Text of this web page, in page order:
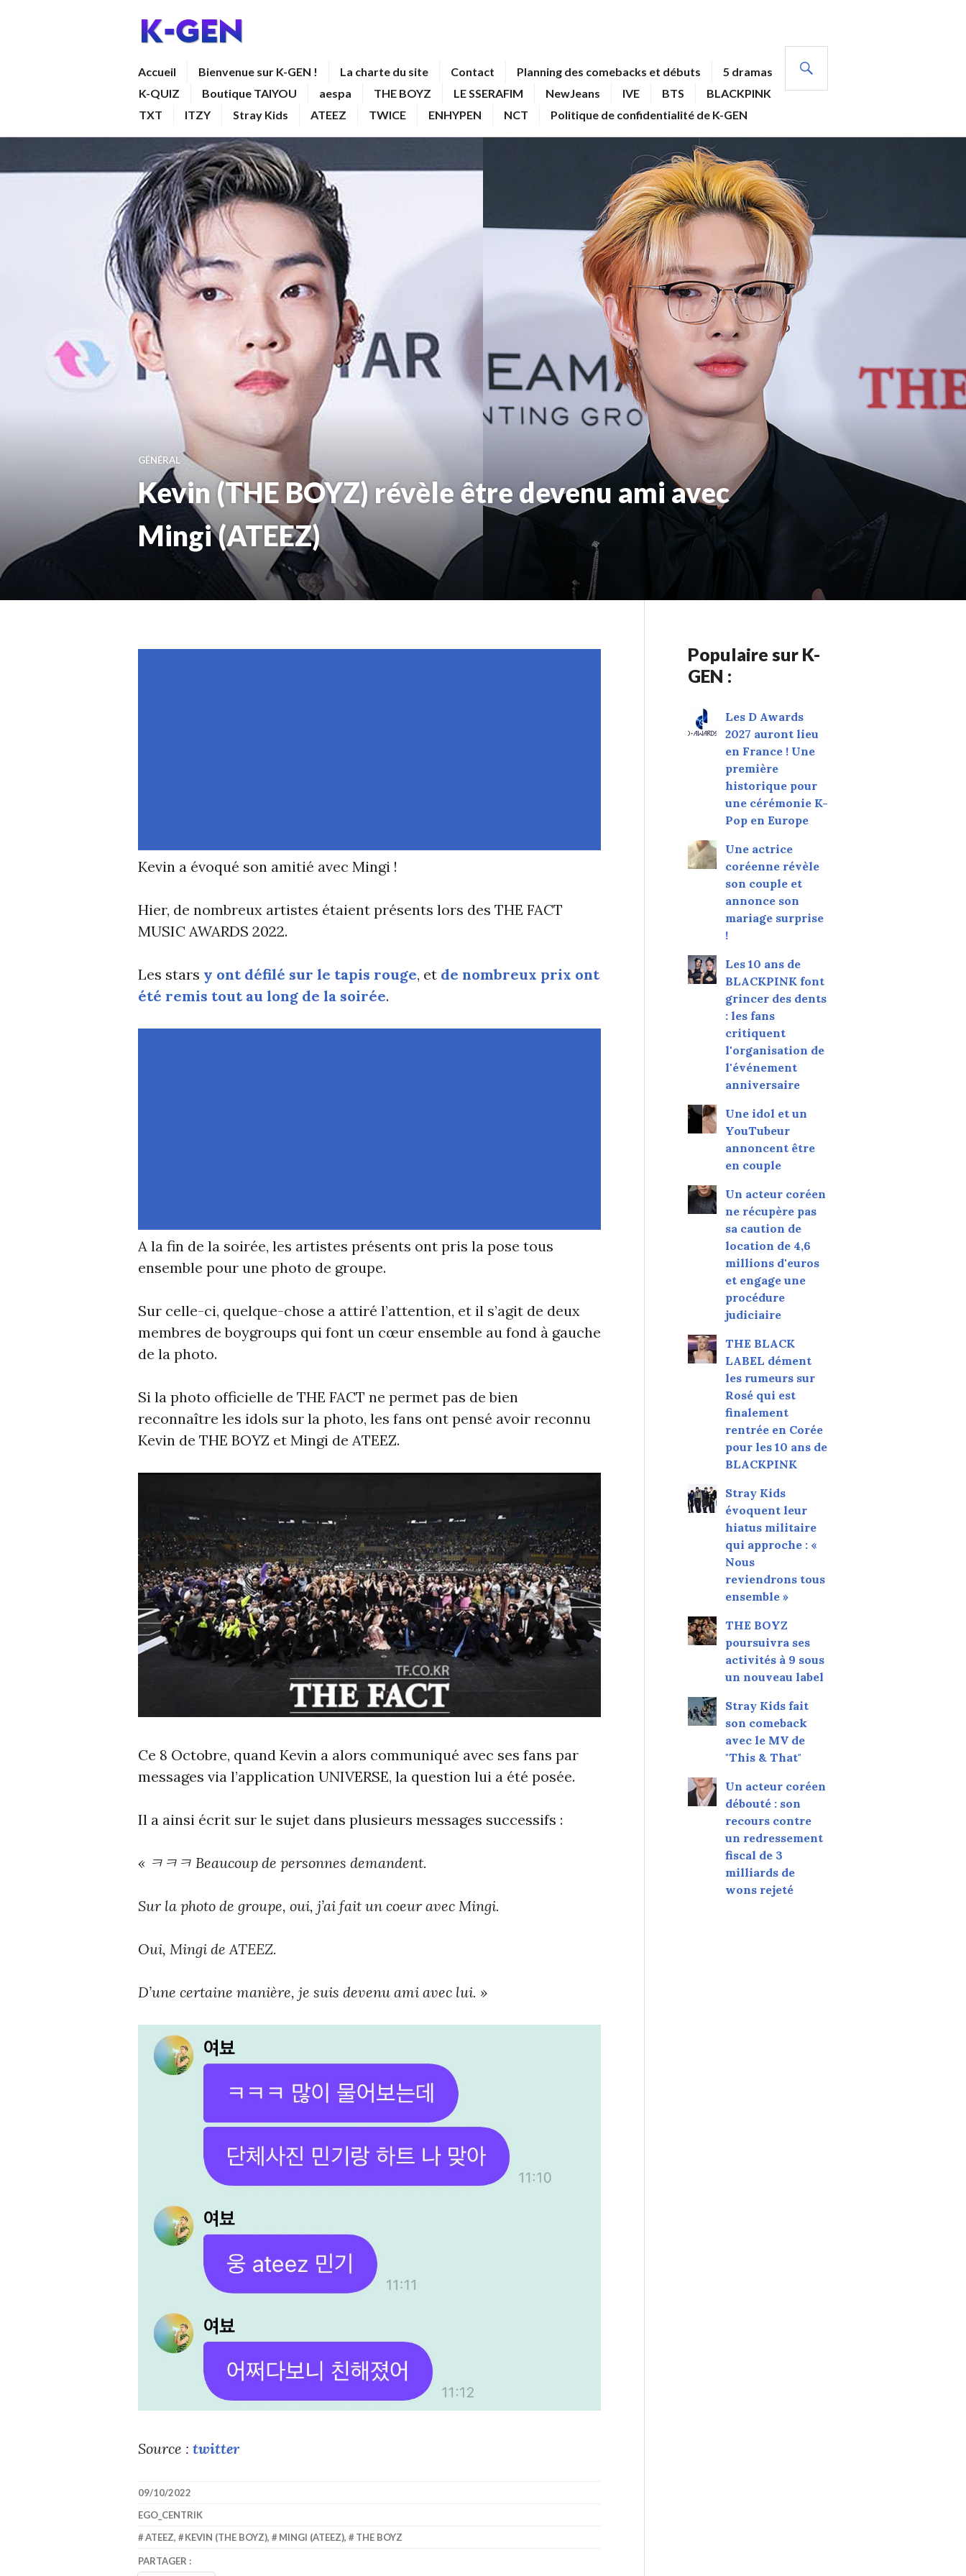
Accueil Bienvenue sur K-GEN ! La charte du site Contact Planning des comebacks et débuts
5 dramas
K-QUIZ
Boutique TAIYOU aespa THE BOYZ LE SSERAFIM NewJeans IVE BTS
BLACKPINK
TXT
ITZY Stray Kids ATEEZ TWICE ENHYPEN NCT Politique de confidentialité de K-GEN
GÉNÉRAL
Kevin (THE BOYZ) révèle être devenu ami avec
Mingi (ATEEZ)
Kevin a évoqué son amitié avec Mingi !
Hier, de nombreux artistes étaient présents lors des THE FACT
MUSIC AWARDS 2022.
Les stars y ont défilé sur le tapis rouge, et de nombreux prix ont
été remis tout au long de la soirée.
A la fin de la soirée, les artistes présents ont pris la pose tous
ensemble pour une photo de groupe.
Sur celle-ci, quelque-chose a attiré l’attention, et il s’agit de deux
membres de boygroups qui font un cœur ensemble au fond à gauche
de la photo.
Si la photo officielle de THE FACT ne permet pas de bien
reconnaître les idols sur la photo, les fans ont pensé avoir reconnu
Kevin de THE BOYZ et Mingi de ATEEZ.
Ce 8 Octobre, quand Kevin a alors communiqué avec ses fans par
messages via l’application UNIVERSE, la question lui a été posée.
Il a ainsi écrit sur le sujet dans plusieurs messages successifs :
« ㅋㅋㅋ Beaucoup de personnes demandent.
Sur la photo de groupe, oui, j’ai fait un coeur avec Mingi.
Oui, Mingi de ATEEZ.
D’une certaine manière, je suis devenu ami avec lui. »
Source : twitter
09/10/2022
EGO_CENTRIK
ATEEZ, KEVIN (THE BOYZ), MINGI (ATEEZ), THE BOYZ
PARTAGER :
Populaire sur K-
GEN :
Les D Awards
2027 auront lieu
en France ! Une
première
historique pour
une cérémonie K-
Pop en Europe
Une actrice
coréenne révèle
son couple et
annonce son
mariage surprise
!
Les 10 ans de
BLACKPINK font
grincer des dents
: les fans
critiquent
l'organisation de
l'événement
anniversaire
Une idol et un
YouTubeur
annoncent être
en couple
Un acteur coréen
ne récupère pas
sa caution de
location de 4,6
millions d'euros
et engage une
procédure
judiciaire
THE BLACK
LABEL dément
les rumeurs sur
Rosé qui est
finalement
rentrée en Corée
pour les 10 ans de
BLACKPINK
Stray Kids
évoquent leur
hiatus militaire
qui approche : «
Nous
reviendrons tous
ensemble »
THE BOYZ
poursuivra ses
activités à 9 sous
un nouveau label
Stray Kids fait
son comeback
avec le MV de
"This & That"
Un acteur coréen
débouté : son
recours contre
un redressement
fiscal de 3
milliards de
wons rejeté